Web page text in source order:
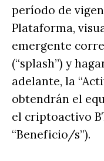
período de
Plataforma,
emergente
(“splash”) y
adelante, la
obtendrán el
el criptoactivo
“Beneficio/s”).